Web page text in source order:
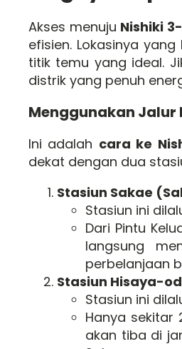
Akses menuju Nishiki
efisien. Lokasinya
titik temu yang ideal.
distrik yang penuh
Menggunakan Jalur
Ini adalah cara ke
dekat dengan dua
Stasiun Sakae
Stasiun ini
Dari Pintu
langsung
perbelanjaan
Stasiun Hisaya-
Stasiun ini
Hanya sekitar
akan tiba di